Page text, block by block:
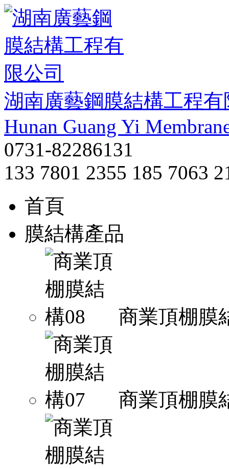
湖南廣藝鋼膜結構工程有
Hunan Guang Yi
0731-82286131
133 7801 2355 185 7063
首頁
膜結構產品
商業頂棚膜
商業頂棚膜